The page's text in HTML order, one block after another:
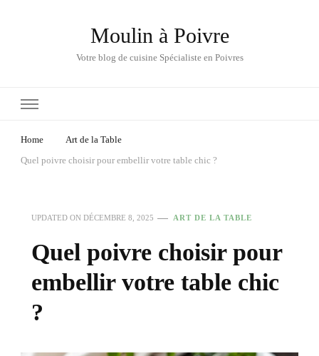
Moulin à Poivre
Votre blog de cuisine Spécialiste en Poivres
Home
Art de la Table
Quel poivre choisir pour embellir votre table chic ?
UPDATED ON DÉCEMBRE 8, 2025 ART DE LA TABLE
Quel poivre choisir pour
embellir votre table chic
?